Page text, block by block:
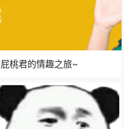
屁桃君的情趣之旅~